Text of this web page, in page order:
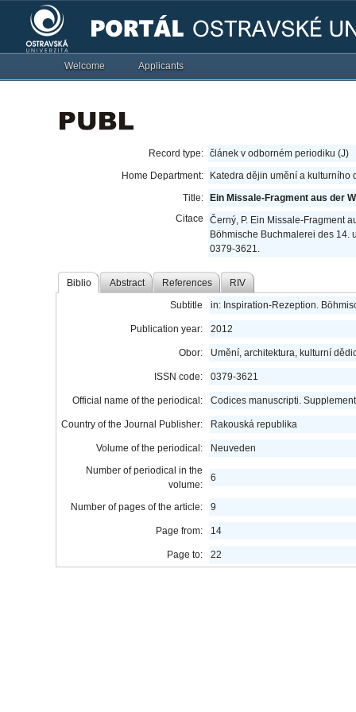
Welcome Applicants
Record type: článek v odborném periodiku (J)
Home Department:
Katedra dějin umění a kulturního
Title:
Ein Missale-Fragment aus der
Citace
Černý, P. Ein Missale-Fragment
Böhmische Buchmalerei des 14.
0379-3621.
Biblio Abstract References RIV
Subtitle in: Inspiration-Rezeption.
Publication year: 2012
Obor: Umění, architektura, kulturní
ISSN code: 0379-3621
Official name of the periodical: Codices manuscripti. Supplement
Country of the Journal Publisher: Rakouská republika
Volume of the periodical:
Neuveden
Number of periodical in the
volume:
6
Number of pages of the article: 9
Page from: 14
Page to: 22